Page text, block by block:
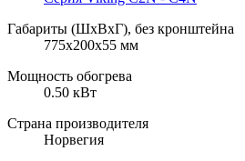
Габариты (ШxВxГ), без кронштейна
775х200х55 мм
Мощность обогрева
0.50 кВт
Страна производителя
Норвегия